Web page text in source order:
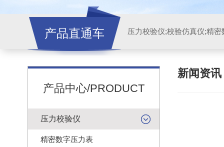
产品直通车
产品中心/PRODUCT
压力校验仪
精密数字压力表
新闻资讯